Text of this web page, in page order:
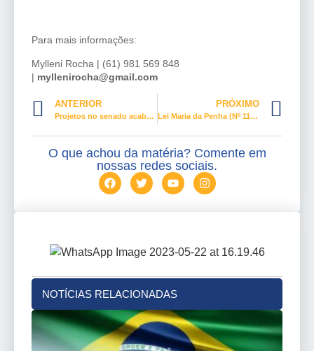
Para mais informações:
Mylleni Rocha | (61) 981 569 848
| myllenirocha@gmail.com
ANTERIOR
Projetos no senado acabam de vez com as contribuições sindicais
PRÓXIMO
Lei Maria da Penha (Nº 11.340) em português, inglês e espanhol
O que achou da matéria? Comente em
nossas redes sociais.
NOTÍCIAS RELACIONADAS